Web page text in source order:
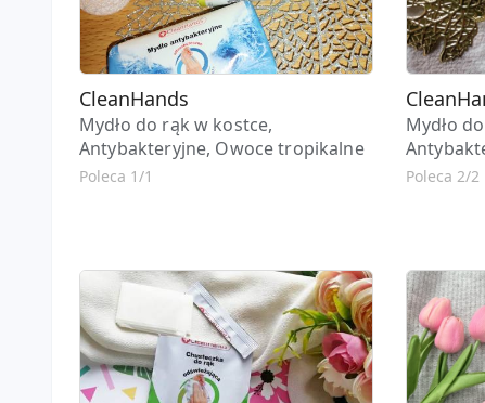
CleanHands
Mydło do rąk w kostce,
Antybakteryjne, Owoce tropikalne
Poleca 1/1
Mydło
Poleca 2/2